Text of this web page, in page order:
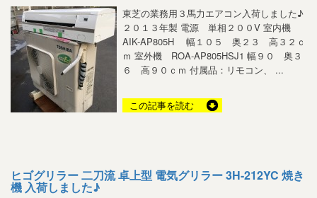
東芝の業務用３馬力エアコン入荷しました♪
２０１３年製 電源 単相２００V 室内機
AIK-AP805H 幅１０５ 奥２３ 高３２ｃ
ｍ 室外機 ROA-AP805HSJ1 幅９０ 奥３
６ 高９０ｃｍ 付属品：リモコン、 ...
この記事を読む
ヒゴグリラー 二刀流 卓上型 電気グリラー 3H-212YC 焼き
機 入荷しました♪